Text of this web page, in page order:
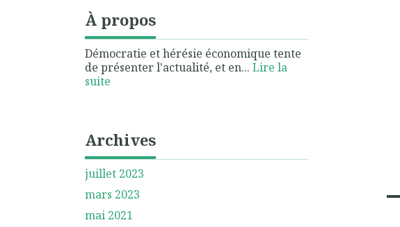
À propos
Démocratie et hérésie économique tente
de présenter l'actualité, et en... Lire la
suite
Archives
juillet 2023
mars 2023
mai 2021